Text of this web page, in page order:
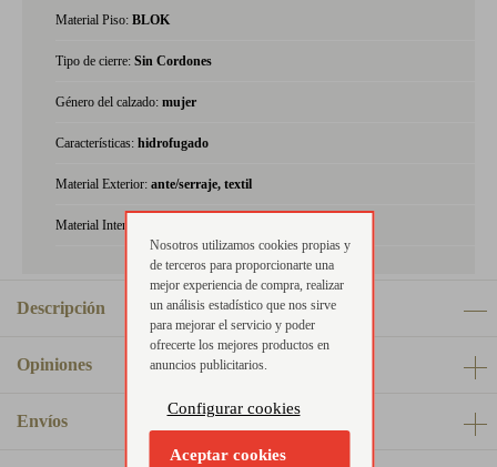
Material Piso: BLOK
Tipo de cierre: Sin Cordones
Género del calzado: mujer
Características: hidrofugado
Material Exterior: ante/serraje, textil
Material Interior:
Descripción
Opiniones
Envíos
Nosotros utilizamos cookies propias y
de terceros para proporcionarte una
mejor experiencia de compra, realizar
un análisis estadístico que nos sirve
para mejorar el servicio y poder
ofrecerte los mejores productos en
anuncios publicitarios.
Configurar cookies
Aceptar cookies